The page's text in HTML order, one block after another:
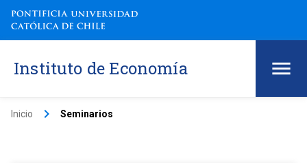
Instituto de Economía
Inicio keyboard_arrow_right Seminarios